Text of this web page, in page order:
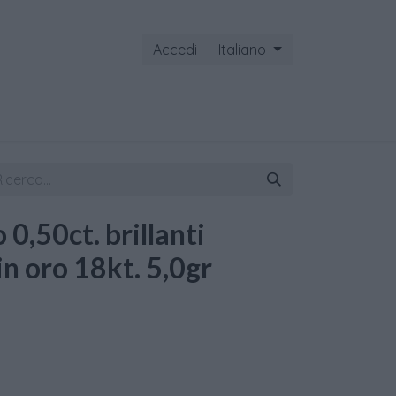
Accedi Italiano
0,50ct. brillanti
oro 18kt. 5,0gr